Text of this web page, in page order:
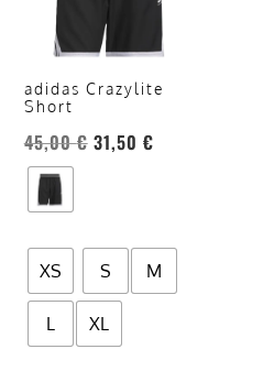
adidas Crazylite
Short
45,00€ 31,50 €
XS S M
L XL
varianti.
opzioni
possono
essere
scelte
nella
del
prodotto